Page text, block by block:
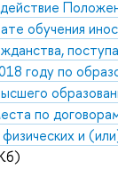
обучения
году по
по
и